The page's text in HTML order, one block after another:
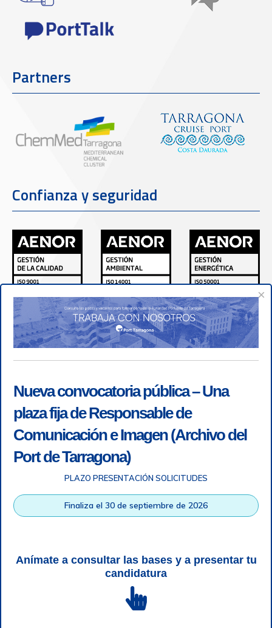
Partners
Confianza y seguridad
grabación telefónica
| SGSI |
Login
Autoridad Portuaria de Tarragona © Todos los derechos
×
Nueva convocatoria pública – Una
plaza fija de Responsable de
Comunicación e Imagen (Archivo del
Port de Tarragona)
PLAZO PRESENTACIÓN SOLICITUDES
Finaliza el 30 de septiembre de 2026
Anímate a consultar las bases y a presentar tu
candidatura